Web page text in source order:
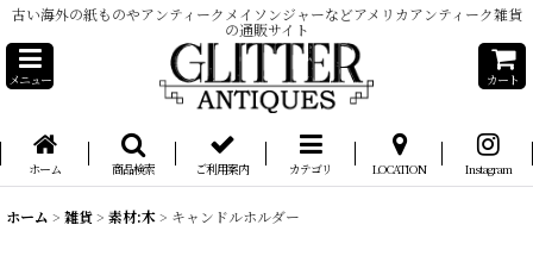
古い海外の紙ものやアンティークメイソンジャーなどアメリカアンティーク雑貨
の通販サイト
メニュー カート
ホーム 商品検索 ご利用案内 カテゴリ LOCATION Instagram
ホーム > 雑貨> 素材:木> キャンドルホルダー